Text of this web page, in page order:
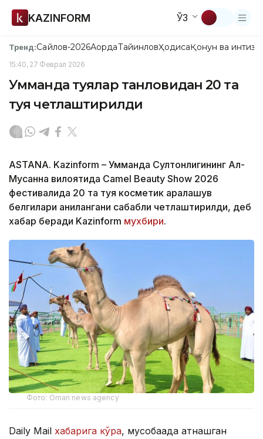
KAZINFORM ЎЗ
Тренд:Сайлов-2026АқордаТайинловҲодисаҚонун ва
15:40, 27 Феврал 2026
Умманда туялар танловидан 20 та
туя четлаштирилди
ASTANA. Kazinform – Умманда Султонлигининг Ал-
Мусанна вилоятида Camel Beauty Show 2026
фестивалида 20 та туя косметик аралашув
белгилари аниқлангани сабабли четлаштирилди, деб
хабар беради Kazinform мухбири.
Фото: Oman news agency
Daily Mail хабарига кўра, мусобақада қатнашган